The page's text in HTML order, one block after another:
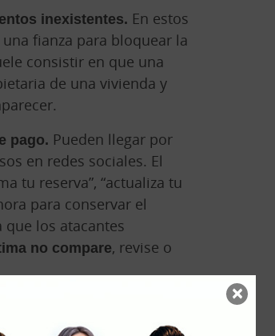
inexistentes. En estos
fianza para bloquear la
consistir en que una
de una vivienda y
pago. Pueden llegar por
en redes sociales. El
tu reserva”, “actualiza tu
para conservar el
que los atacantes
no compare, revise o
atención. Un correo
aparentemente
×